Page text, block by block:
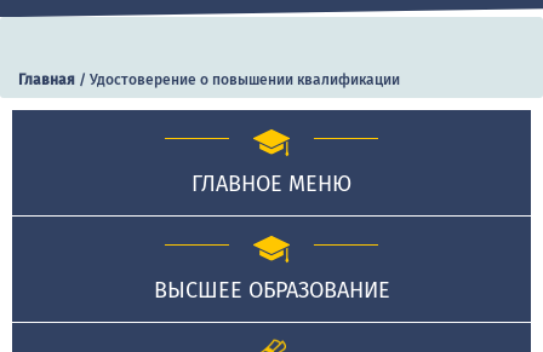
Главная / Удостоверение о повышении квалификации
ГЛАВНОЕ МЕНЮ
ВЫСШЕЕ ОБРАЗОВАНИЕ